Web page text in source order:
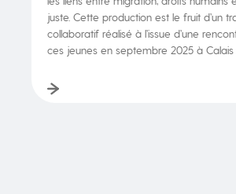
juste. Cette production est le fruit d’un
collaboratif réalisé à l’issue d’une
ces jeunes en septembre 2025 à Calais